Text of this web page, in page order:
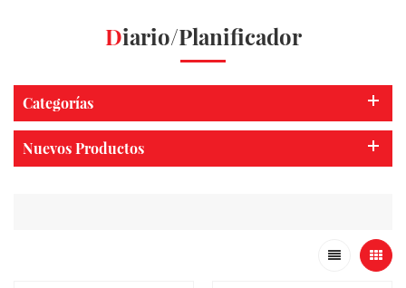
Diario/Planificador
Categorías
Nuevos Productos